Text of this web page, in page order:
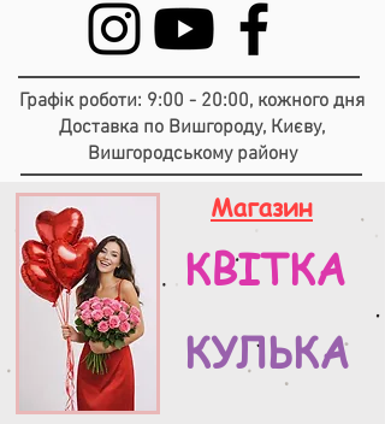
Графік роботи: 9:00 - 20:00, кожного дня
Доставка по Вишгороду, Києву,
Вишгородському району
Магазин
КВІТКА
КУЛЬКА